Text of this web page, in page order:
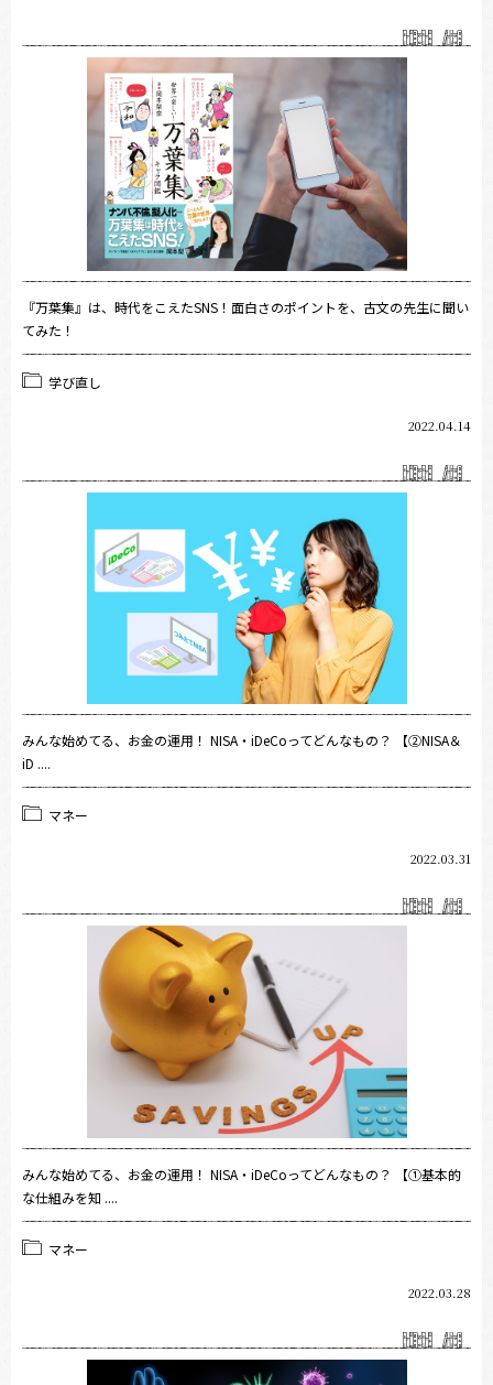
『万葉集』は、時代をこえたSNS！面白さのポイントを、古文の先生に聞い
てみた！
学び直し
2022.04.14
みんな始めてる、お金の運用！ NISA・iDeCoってどんなもの？ 【②NISA＆
iD ....
マネー
2022.03.31
みんな始めてる、お金の運用！ NISA・iDeCoってどんなもの？ 【①基本的
な仕組みを知 ....
マネー
2022.03.28